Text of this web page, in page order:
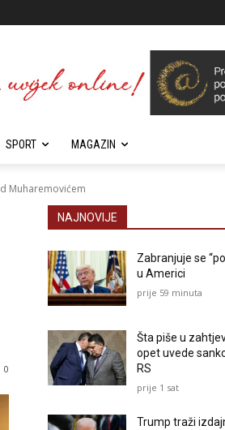
SPORT MAGAZIN
Muharemovićem
0
NAJNOVIJE
Zabranjuje se
u Americi
prije 59 minuta
Šta piše u
opet uvede
RS
prije 1 sat
Trump traži